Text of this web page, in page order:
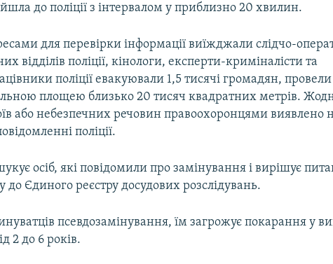
до поліції з інтервалом у приблизно 20 хвилин.
для перевірки інформації виїжджали слідчо-
відділів поліції, кінологи, експерти-криміналісти та
поліції евакуювали 1,5 тисячі громадян, провели
площею близько 20 тисяч квадратних метрів.
або небезпечних речовин правоохоронцями виявлено
поліції.
осіб, які повідомили про замінування і вирішує
до Єдиного реєстру досудових розслідувань.
псевдозамінування, їм загрожує покарання у
2 до 6 років.